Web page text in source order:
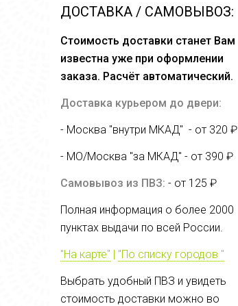
ДОСТАВКА / САМОВЫВОЗ:
Стоимость доставки станет Вам
известна уже при оформлении
заказа. Расчёт автоматический.
Доставка курьером до двери:
- Москва "внутри МКАД" - от 320 ₽
- МО/Москва "за МКАД" - от 390 ₽
Самовывоз из ПВЗ: - от 125 ₽
Полная информация о более 2000
пунктах выдачи по всей России.
"На карте" | "По списку городов "
Выбрать удобный ПВЗ и увидеть
стоимость доставки можно во